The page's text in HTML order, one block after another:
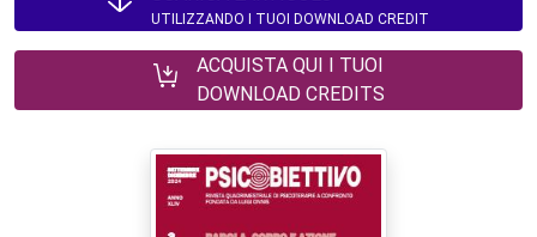
UTILIZZANDO I TUOI DOWNLOAD CREDIT
ACQUISTA QUI I TUOI
DOWNLOAD CREDITS